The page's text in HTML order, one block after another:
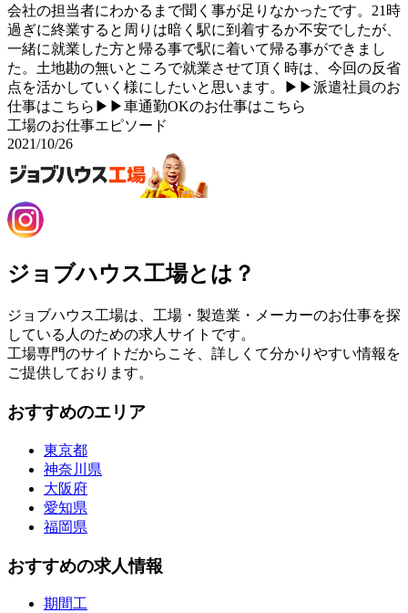
会社の担当者にわかるまで聞く事が足りなかったです。21時
過ぎに終業すると周りは暗く駅に到着するか不安でしたが、
一緒に就業した方と帰る事で駅に着いて帰る事ができまし
た。土地勘の無いところで就業させて頂く時は、今回の反省
点を活かしていく様にしたいと思います。▶▶派遣社員のお
仕事はこちら▶▶車通勤OKのお仕事はこちら
工場のお仕事エピソード
2021/10/26
ジョブハウス工場とは？
ジョブハウス工場は、工場・製造業・メーカーのお仕事を探
している人のための求人サイトです。
工場専門のサイトだからこそ、詳しくて分かりやすい情報を
ご提供しております。
おすすめのエリア
東京都
神奈川県
大阪府
愛知県
福岡県
おすすめの求人情報
期間工